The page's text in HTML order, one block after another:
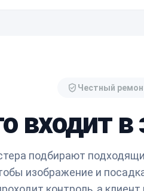
Честный
входит в
подбирают
изображение и